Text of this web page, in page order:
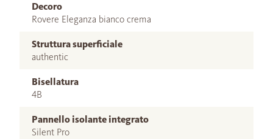
Decoro
Rovere Eleganza bianco crema
Struttura superficiale
authentic
Bisellatura
4B
Pannello isolante integrato
Silent Pro